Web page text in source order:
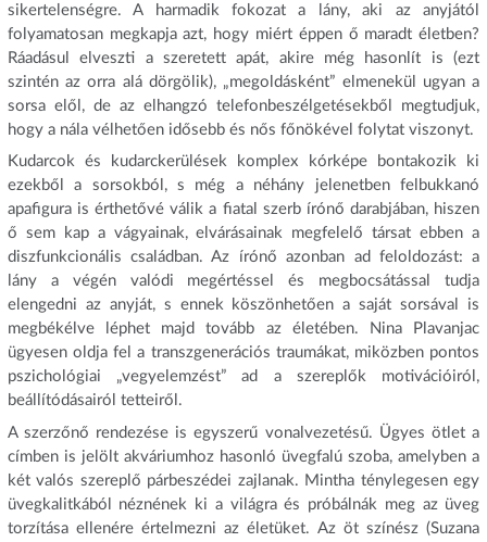
sikertelenségre. A harmadik fokozat a lány, aki az anyjától
folyamatosan megkapja azt, hogy miért éppen ő maradt életben?
Ráadásul elveszti a szeretett apát, akire még hasonlít is (ezt
szintén az orra alá dörgölik), „megoldásként” elmenekül ugyan a
sorsa elől, de az elhangzó telefonbeszélgetésekből megtudjuk,
hogy a nála vélhetően idősebb és nős főnökével folytat viszonyt.
Kudarcok és kudarckerülések komplex kórképe bontakozik ki
ezekből a sorsokból, s még a néhány jelenetben felbukkanó
apafigura is érthetővé válik a fiatal szerb írónő darabjában, hiszen
ő sem kap a vágyainak, elvárásainak megfelelő társat ebben a
diszfunkcionális családban. Az írónő azonban ad feloldozást: a
lány a végén valódi megértéssel és megbocsátással tudja
elengedni az anyját, s ennek köszönhetően a saját sorsával is
megbékélve léphet majd tovább az életében. Nina Plavanjac
ügyesen oldja fel a transzgenerációs traumákat, miközben pontos
pszichológiai „vegyelemzést” ad a szereplők motivációiról,
beállítódásairól tetteiről.
A szerzőnő rendezése is egyszerű vonalvezetésű. Ügyes ötlet a
címben is jelölt akváriumhoz hasonló üvegfalú szoba, amelyben a
két valós szereplő párbeszédei zajlanak. Mintha ténylegesen egy
üvegkalitkából néznének ki a világra és próbálnák meg az üveg
torzítása ellenére értelmezni az életüket. Az öt színész (Suzana